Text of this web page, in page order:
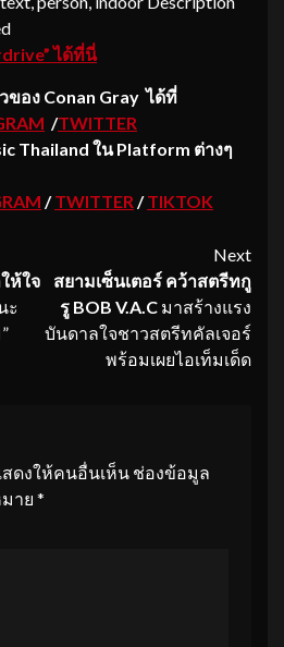
ได้ที่นี่
ของ Conan Gray ได้ที่
/TWITTER
Thailand ใน Platform ต่างๆ
/TWITTER /TIKTOK
ห้ใจ
ะ
Next
สยามเซ็นเตอร์ คว้าสตรีทกู
รู BOB V.A.C มาสร้างแรง
บันดาลใจชาวสตรีทคัลเจอร์
พร้อมเผยไอเท็มเด็ด
ดงให้คนอื่นเห็น ช่องข้อมูล
าย *